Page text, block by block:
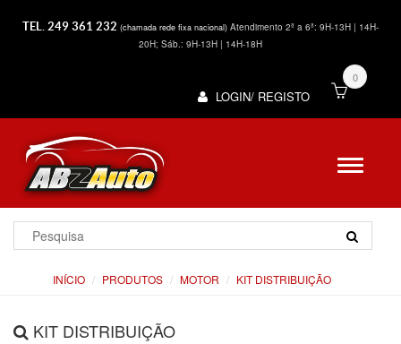
TEL. 249 361 232 (chamada rede fixa nacional) Atendimento 2ª a 6ª: 9H-13H | 14H-
20H; Sáb.: 9H-13H | 14H-18H
LOGIN/ REGISTO
0
INÍCIO PRODUTOS MOTOR KIT DISTRIBUIÇÃO
KIT DISTRIBUIÇÃO